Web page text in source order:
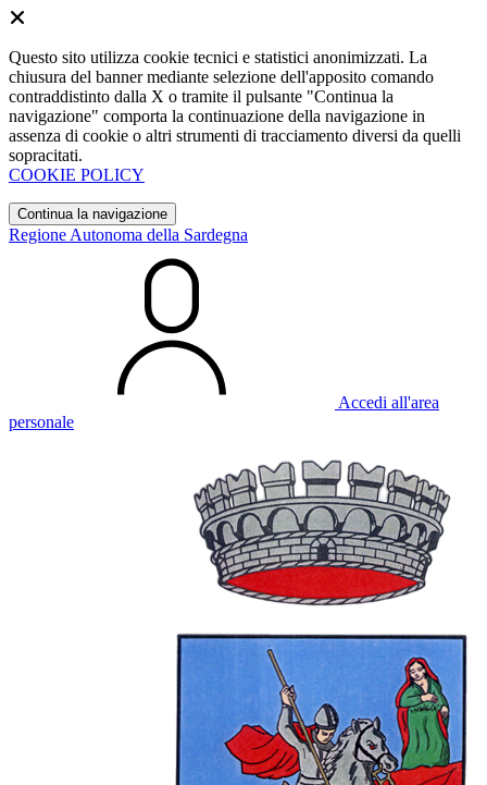
Questo sito utilizza cookie tecnici e statistici anonimizzati. La
chiusura del banner mediante selezione dell'apposito comando
contraddistinto dalla X o tramite il pulsante "Continua la
navigazione" comporta la continuazione della navigazione in
assenza di cookie o altri strumenti di tracciamento diversi da quelli
sopracitati.
COOKIE POLICY
Continua la navigazione
Regione Autonoma della Sardegna
Accedi all'area
personale